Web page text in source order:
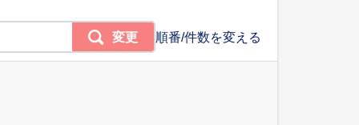
順番/件数を変える
変更